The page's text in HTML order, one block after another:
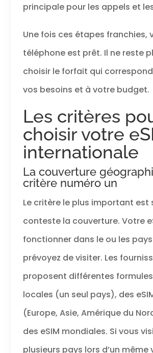
principale pour les appels et
Une fois ces étapes franchies,
téléphone est prêt. Il ne reste
choisir le forfait qui
vos besoins et à votre budget.
Les critères
choisir votre
internationale
La couverture
critère numéro un
Le critère le plus important est
conteste la couverture. Votre
fonctionner dans le ou les
prévoyez de visiter. Les
proposent différentes formules
locales (un seul pays), des
(Europe, Asie, Amérique du
des eSIM mondiales. Si vous
plusieurs pays lors d’un même